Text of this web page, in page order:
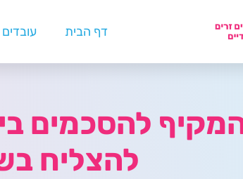
דף הבית
להסכמים
להצליח